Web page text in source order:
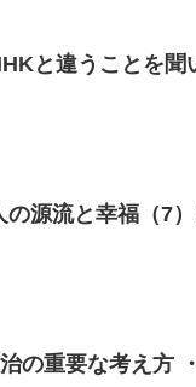
と違うことを聞
源流と幸福（7
の重要な考え方